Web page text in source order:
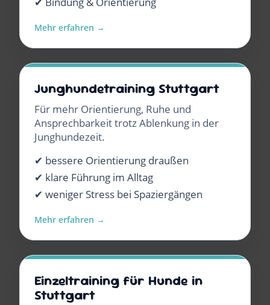
Mehr erfahren →
Junghundetraining Stuttgart
Für mehr Orientierung, Ruhe und
Ansprechbarkeit trotz Ablenkung in der
Junghundezeit.
✔ bessere Orientierung draußen
✔ klare Führung im Alltag
✔ weniger Stress bei Spaziergängen
Mehr erfahren →
Einzeltraining für Hunde in
Stuttgart